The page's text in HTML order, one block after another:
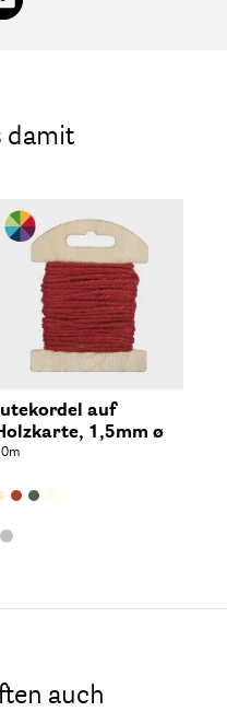
damit
auf
1,5mm ø
auch